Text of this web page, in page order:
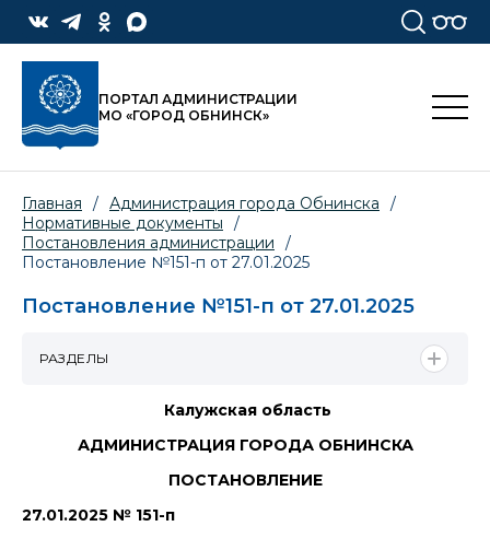
ПОРТАЛ АДМИНИСТРАЦИИ
МО «ГОРОД ОБНИНСК»
Главная / Администрация города Обнинска
/
Нормативные документы
/
Постановления администрации
/
Постановление №151-п от 27.01.2025
Постановление №151-п от 27.01.2025
Калужская область
АДМИНИСТРАЦИЯ ГОРОДА ОБНИНСКА
ПОСТАНОВЛЕНИЕ
27.01.2025 № 151-п
РАЗДЕЛЫ